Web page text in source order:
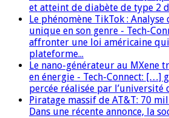
et atteint de diabète de type 2
Le phénomène TikTok :
unique en son genre - Tech-
affronter une loi américaine
plateforme...
Le nano-générateur au MXene
en énergie - Tech-Connect: […]
percée réalisée par l’université
Piratage massif de AT&T: 70
Dans une récente annonce, la